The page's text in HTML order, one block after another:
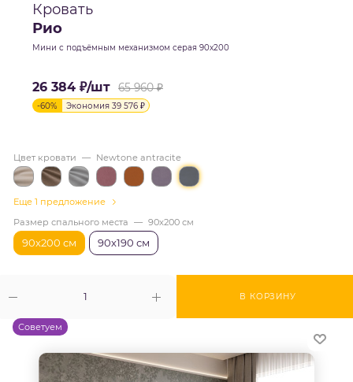
Кровать
Рио
Мини с подъёмным механизмом серая 90х200
26 384 ₽/шт 65 960₽
-60% Экономия 39 576 ₽
В КОРЗИНУ
Цвет кровати — Newtone antracite
Еще 1 предложение
Размер спального места — 90х200 см
90х200 см 90х190 см
Советуем